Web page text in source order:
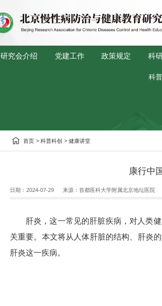
研究会介绍 党建工作 政策规定 科
科
首页 > 科普科创 > 健康讲堂
康行中
日期： 2024-07-29 来源： 首都医科大学附属北京地坛医院
肝炎，这一常见的肝脏疾病，对人类
关重要。本文将从人体肝脏的结构、肝炎
肝炎这一疾病。